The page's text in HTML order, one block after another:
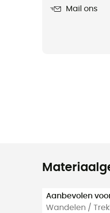
Mail ons
Aanbevolen
Wandelen /